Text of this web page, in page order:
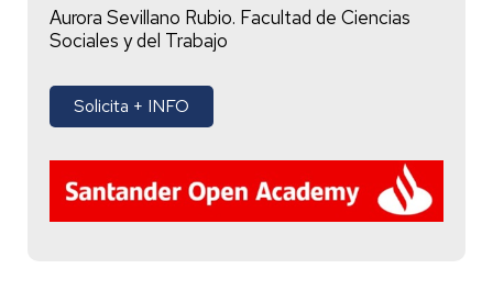
Aurora Sevillano Rubio. Facultad de Ciencias
Sociales y del Trabajo
Solicita + INFO